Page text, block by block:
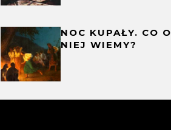
NOC KUPAŁY. CO O
NIEJ WIEMY?